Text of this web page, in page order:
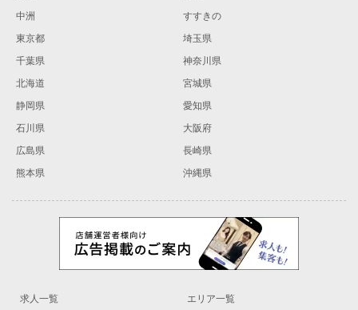
中洲
すすきの
東京都
埼玉県
千葉県
神奈川県
北海道
宮城県
静岡県
愛知県
石川県
大阪府
広島県
長崎県
熊本県
沖縄県
求人一覧 エリア一覧